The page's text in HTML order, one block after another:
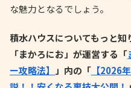
な魅力となるでしょう。
積水ハウスについてもっと
「まかろにお」が運営する「
ー攻略法】 」内の「 【2026